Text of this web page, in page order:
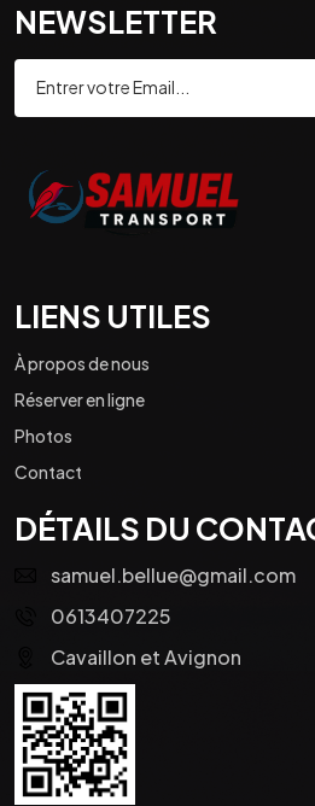
NEWSLETTER
LIENS UTILES
À propos de nous
Réserver en ligne
Photos
Contact
DÉTAILS DU
samuel.bellue@gmail.com
0613407225
Cavaillon et Avignon